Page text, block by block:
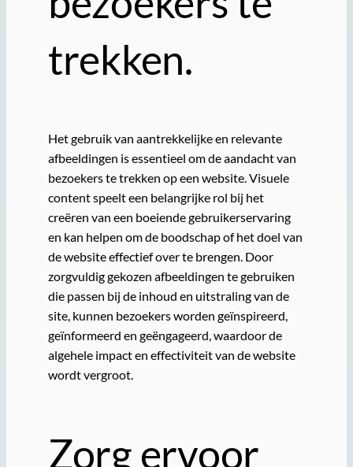
trekken.
Het gebruik van aantrekkelijke en relevante
afbeeldingen is essentieel om de aandacht van
bezoekers te trekken op een website. Visuele
content speelt een belangrijke rol bij het
creëren van een boeiende gebruikerservaring
en kan helpen om de boodschap of het doel van
de website effectief over te brengen. Door
zorgvuldig gekozen afbeeldingen te gebruiken
die passen bij de inhoud en uitstraling van de
site, kunnen bezoekers worden geïnspireerd,
geïnformeerd en geëngageerd, waardoor de
algehele impact en effectiviteit van de website
wordt vergroot.
Zorg ervoor